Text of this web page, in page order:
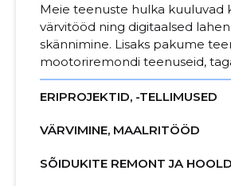
Meie teenuste hulka kuuluvad
värvitööd ning digitaalsed
skännimine. Lisaks pakume
mootoriremondi teenuseid,
ERIPROJEKTID, -TELLIMUSED
VÄRVIMINE, MAALRITÖÖD
SÕIDUKITE REMONT JA